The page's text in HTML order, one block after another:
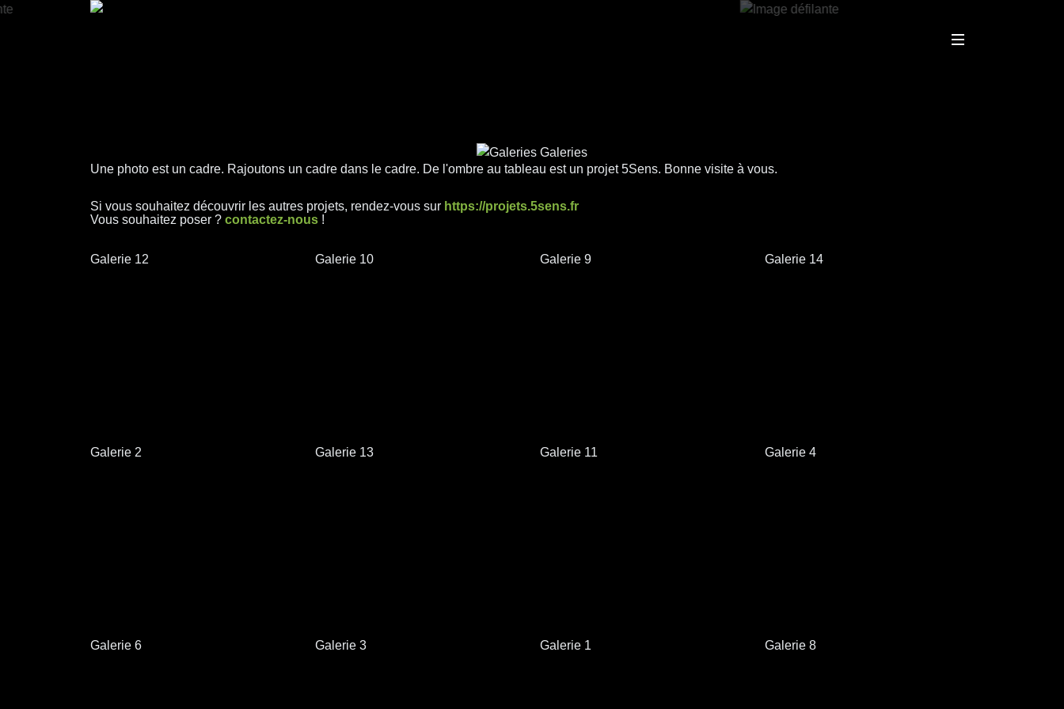
Une photo est un cadre. Rajoutons un cadre dans le cadre. De l'ombre au tableau est un projet 5Sens. Bonne visite à vous.
Si vous souhaitez découvrir les autres projets, rendez-vous sur https://projets.5sens.fr
Vous souhaitez poser ? contactez-nous !
Galerie 12 Galerie 10 Galerie 9 Galerie 14
Galerie 2 Galerie 13 Galerie 11 Galerie 4
Galerie 6 Galerie 3 Galerie 1 Galerie 8